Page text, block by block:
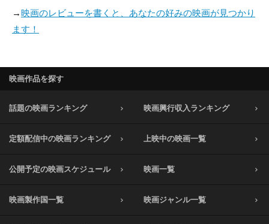
→映画のレビューを書くと、あなたの好みの映画が見つかり
ます！
映画作品を探す
話題の映画ランキング 映画興行収入ランキング
定額配信中の映画ランキング 上映中の映画一覧
公開予定の映画スケジュール 映画一覧
映画製作国一覧 映画ジャンル一覧